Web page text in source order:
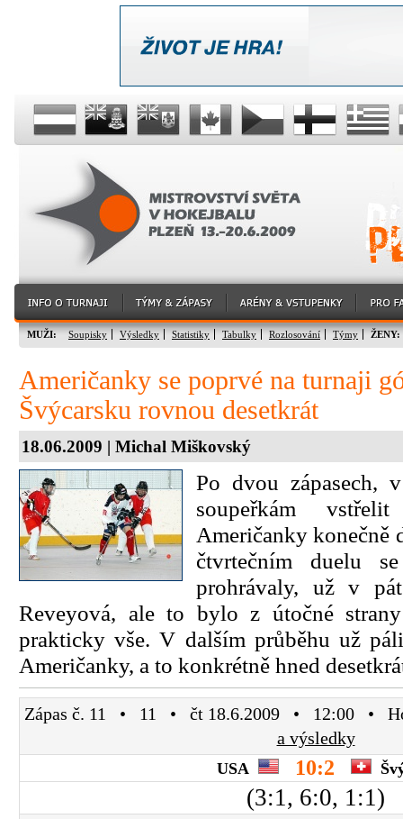
MUŽI: Soupisky Výsledky Statistiky Tabulky Rozlosování Týmy ŽENY:
Američanky se poprvé na turnaji
Švýcarsku rovnou desetkrát
18.06.2009 | Michal Miškovský
Po dvou zápasech,
soupeřkám
Američanky konečně
čtvrtečním duelu
prohrávaly, už v
Reveyová, ale to bylo z útočné
prakticky vše. V dalším průběhu už
Američanky, a to konkrétně hned
Zápas č. 11 • 11 • čt 18.6.2009 • 12:00 •
a výsledky
USA 10:2
(3:1, 6:0, 1:1)